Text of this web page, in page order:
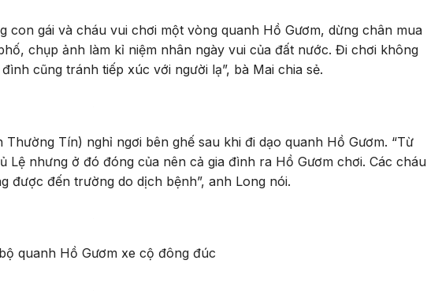
con gái và cháu vui chơi một vòng quanh Hồ Gươm, dừng chân mua
chụp ảnh làm kỉ niệm nhân ngày vui của đất nước. Đi chơi không
cũng tránh tiếp xúc với người lạ”, bà Mai chia sẻ.
Tín) nghỉ ngơi bên ghế sau khi đi dạo quanh Hồ Gươm. “Từ
Lệ nhưng ở đó đóng của nên cả gia đình ra Hồ Gươm chơi. Các cháu
được đến trường do dịch bệnh”, anh Long nói.
quanh Hồ Gươm xe cộ đông đúc